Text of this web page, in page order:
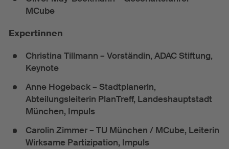
MCube
Expertinnen
Christina Tillmann – Vorständin, ADAC Stiftung,
Keynote
Anne Hogeback – Stadtplanerin,
Abteilungsleiterin PlanTreff, Landeshauptstadt
München, Impuls
Carolin Zimmer – TU München / MCube, Leiterin
Wirksame Partizipation, Impuls